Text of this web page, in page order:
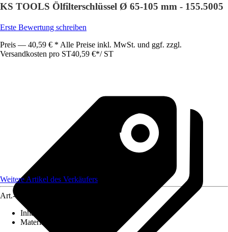
KS TOOLS Ölfilterschlüssel Ø 65-105 mm - 155.5005
Erste Bewertung schreiben
Preis — 40,59 € * Alle Preise inkl. MwSt. und ggf. zzgl.
Versandkosten pro ST40,59 €*/ ST
Weitere Artikel des Verkäufers
Art.-Nr.
Inhalt
Material